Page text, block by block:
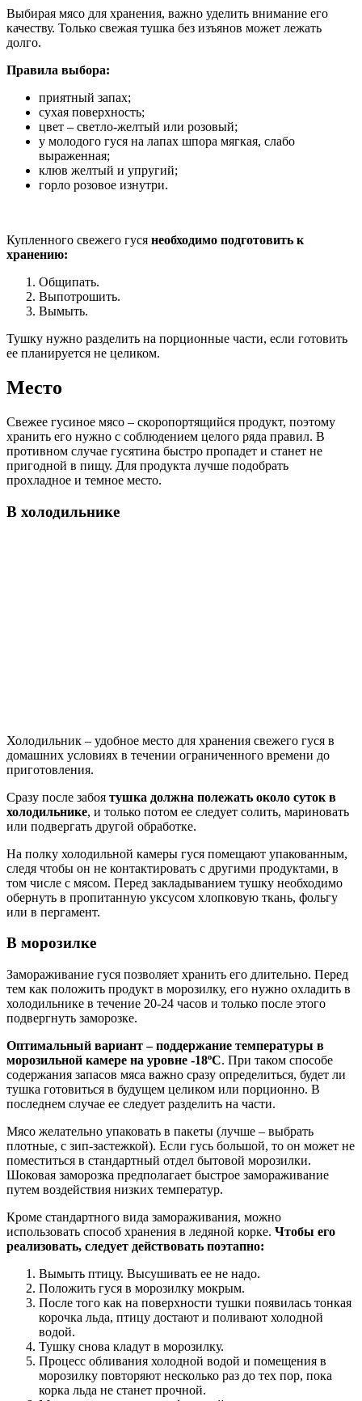
Выбирая мясо для хранения, важно уделить внимание его
качеству. Только свежая тушка без изъянов может лежать
долго.
Правила выбора:
приятный запах;
сухая поверхность;
цвет – светло-желтый или розовый;
у молодого гуся на лапах шпора мягкая, слабо
выраженная;
клюв желтый и упругий;
горло розовое изнутри.
Купленного свежего гуся необходимо подготовить к
хранению:
Общипать.
Выпотрошить.
Вымыть.
Тушку нужно разделить на порционные части, если готовить
ее планируется не целиком.
Место
Свежее гусиное мясо – скоропортящийся продукт, поэтому
хранить его нужно с соблюдением целого ряда правил. В
противном случае гусятина быстро пропадет и станет не
пригодной в пищу. Для продукта лучше подобрать
прохладное и темное место.
В холодильнике
Холодильник – удобное место для хранения свежего гуся в
домашних условиях в течении ограниченного времени до
приготовления.
Сразу после забоя тушка должна полежать около суток в
холодильнике, и только потом ее следует солить, мариновать
или подвергать другой обработке.
На полку холодильной камеры гуся помещают упакованным,
следя чтобы он не контактировать с другими продуктами, в
том числе с мясом. Перед закладыванием тушку необходимо
обернуть в пропитанную уксусом хлопковую ткань, фольгу
или в пергамент.
В морозилке
Замораживание гуся позволяет хранить его длительно. Перед
тем как положить продукт в морозилку, его нужно охладить в
холодильнике в течение 20-24 часов и только после этого
подвергнуть заморозке.
Оптимальный вариант – поддержание температуры в
морозильной камере на уровне -18ºС. При таком способе
содержания запасов мяса важно сразу определиться, будет ли
тушка готовиться в будущем целиком или порционно. В
последнем случае ее следует разделить на части.
Мясо желательно упаковать в пакеты (лучше – выбрать
плотные, с зип-застежкой). Если гусь большой, то он может не
поместиться в стандартный отдел бытовой морозилки.
Шоковая заморозка предполагает быстрое замораживание
путем воздействия низких температур.
Кроме стандартного вида замораживания, можно
использовать способ хранения в ледяной корке. Чтобы его
реализовать, следует действовать поэтапно:
Вымыть птицу. Высушивать ее не надо.
Положить гуся в морозилку мокрым.
После того как на поверхности тушки появилась тонкая
корочка льда, птицу достают и поливают холодной
водой.
Тушку снова кладут в морозилку.
Процесс обливания холодной водой и помещения в
морозилку повторяют несколько раз до тех пор, пока
корка льда не станет прочной.